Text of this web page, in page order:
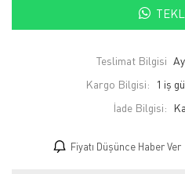
Teslimat Bilgisi
Kargo Bilgisi:
1 iş
İade Bilgisi:
Fiyatı Düşünce Haber Ver